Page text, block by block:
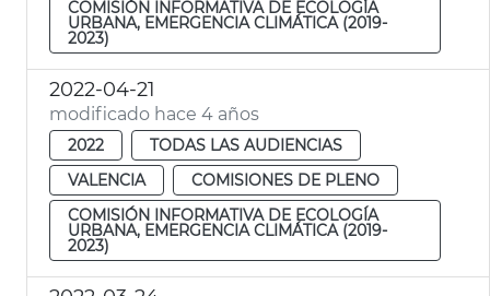
COMISIÓN INFORMATIVA DE ECOLOGÍA
URBANA, EMERGENCIA CLIMÁTICA (2019-
2023)
2022-04-21
modificado hace 4 años
2022
TODAS LAS AUDIENCIAS
VALENCIA
COMISIONES DE PLENO
COMISIÓN INFORMATIVA DE ECOLOGÍA
URBANA, EMERGENCIA CLIMÁTICA (2019-
2023)